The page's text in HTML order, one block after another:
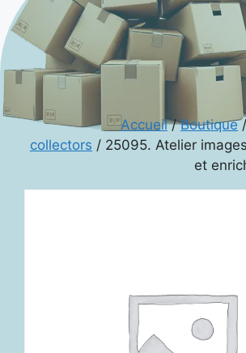
Accueil/Boutique/
collectors / 25095. Atelier
et